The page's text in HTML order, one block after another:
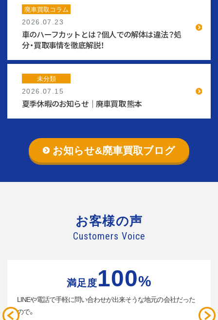
廃車買取コラム
2026.07.23
車のハーフカットとは？個人での解体は違法？処
分・買取事情を徹底解説！
未分類
2026.07.15
夏季休暇のお知らせ｜廃車買取 熊本
お知らせ&廃車買取ブログ
お客様の声
Customers Voice
満足度100%
LINEや電話で手軽に問い合わせが出来そうな地元の会社だった
ので。